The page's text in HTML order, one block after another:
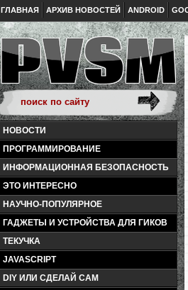
ГЛАВНАЯ АРХИВ НОВОСТЕЙ ANDROID
НОВОСТИ
ПРОГРАММИРОВАНИЕ
ИНФОРМАЦИОННАЯ БЕЗОПАСНОСТЬ
ЭТО ИНТЕРЕСНО
НАУЧНО-ПОПУЛЯРНОЕ
ГАДЖЕТЫ И УСТРОЙСТВА ДЛЯ ГИКОВ
ТЕКУЧКА
JAVASCRIPT
DIY ИЛИ СДЕЛАЙ САМ